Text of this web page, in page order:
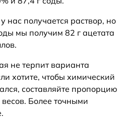
нас получается раствор, но
мы получим 82 г ацетата
не терпит варианта
хотите, чтобы химический
составляйте пропорцию
Более точными